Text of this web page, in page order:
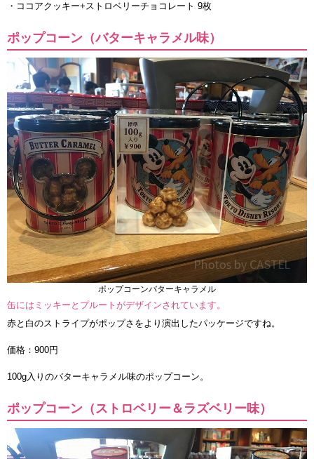
・ココアクッキー+ストロベリーチョコレート 9枚
ポップコーン（バターキャラメル味）
ポップコーンバターキャラメル
缶にはミッキーとプルートがデザインされています。
赤と白のストライプがポップさをより演出したパッケージですね。
価格：900円
100g入りのバターキャラメル味のポップコーン。
ポップコーン（ストロベリー＆ラズベリー味）